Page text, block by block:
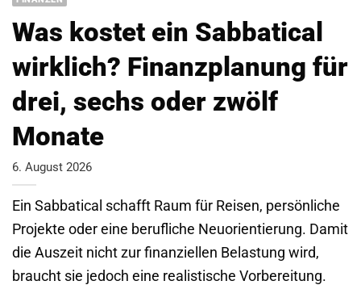
Was kostet ein Sabbatical
wirklich? Finanzplanung für
drei, sechs oder zwölf
Monate
6. August 2026
Ein Sabbatical schafft Raum für Reisen, persönliche
Projekte oder eine berufliche Neuorientierung. Damit
die Auszeit nicht zur finanziellen Belastung wird,
braucht sie jedoch eine realistische Vorbereitung.